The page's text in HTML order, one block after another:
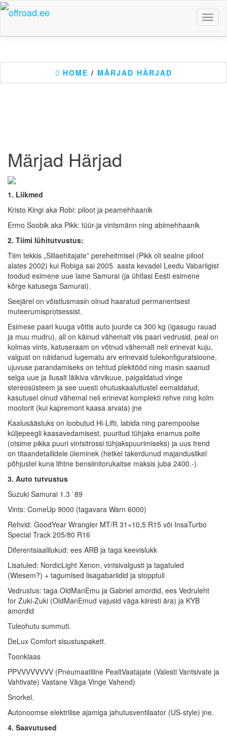
Skip
content
HOME / MÄRJAD HÄRJAD
Märjad Härjad
1. Liikmed
Kristo Kingi aka Robi: piloot ja peamehhaanik
Ermo Soobik aka Pikk: tüür-ja vintsmänn ning abimehhaanik
2. Tiimi lühitutvustus:
Tiim tekkis „Sillaehitajate” pereheitmisel (Pikk oli sealne piloot
alates 2002) kui Robiga sai 2005. aasta kevadel Leedu Vabariigist
toodud esimene uue laine Samurai (ja ühtlasi Eesti esimene
kõrge katusega Samurai).
Seejärel on võistlusmasin olnud haaratud permanentsest
muteerumisprotsessist.
Esimese paari kuuga võttis auto juurde ca 300 kg (igasugu rauad
ja muu mudru), all on käinud vähemalt viis paari vedrusid, peal on
kolmas vints, katuseraam on võtnud vähemalt neli erinevat kuju,
valgust on näidanud lugematu arv erinevaid tulekonfiguratsioone,
ujuvuse parandamiseks on tehtud plekitööd ning masin saanud
selga uue ja ilusalt läikiva värvikuue, paigaldatud vinge
stereosüsteem ja see uuesti ohutuskaalutlustel eemaldatud,
kasutusel olnud vähemal neli erinevat komplekti rehve ning kolm
mootorit (kui kapremont kaasa arvata) jne
Kaalusäästuks on loobutud Hi-Lifti, labida ning parempoolse
küljepeegli kaasavedamisest, puuritud tühjaks enamus polte
(otsime pikka puuri vintsitrossi tühjakspuurimiseks) ja uus trend
on titaandetailidele üleminek (hetkel takerdunud majanduslikel
põhjustel kuna lihtne bensiinitorukaitse maksis juba 2400.-).
3. Auto tutvustus
Suzuki Samurai 1.3 `89
Vints: ComeUp 9000 (tagavara Warn 6000)
Rehvid: GoodYear Wrangler MT/R 31×10,5 R15 või InsaTurbo
Special Track 205/80 R16
Diferentsiaalilukud: ees ARB ja taga keevislukk
Lisatuled: NordicLight Xenon, vintsivalgusti ja tagatuled
(Wiesem?) + tagumised lisagabariidid ja stopptuli
Vedrustus: taga OldManEmu ja Gabriel amordid, ees Vedruleht
for Zuki-Zuki (OldManEmud vajusid väga kiiresti ära) ja KYB
amordid
Tuleohutu summuti.
DeLux Comfort sisustuspakett.
Toonklaas
PPVVVVVVVV (Pneumaatiline PealtVaatajate (Valesti Vantsivate ja
Vahtivate) Vastane Väga Vinge Vahend)
Snorkel.
Autonoomse elektrilise ajamiga jahutusventilaator (US-style) jne.
4. Saavutused